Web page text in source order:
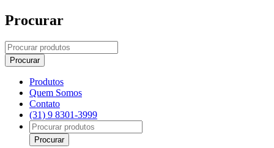
Procurar
Produtos
Quem Somos
Contato
(31) 9 8301-3999